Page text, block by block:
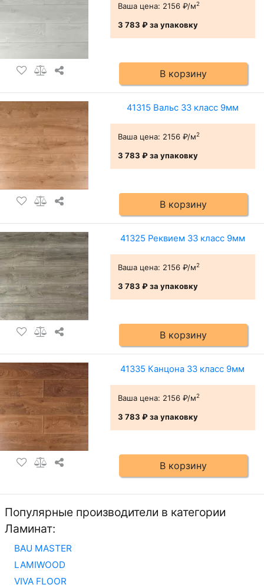
Ваша цена: 2156 ₽/м2
3 783 ₽за упаковку
В корзину
41315 Вальс 33 класс 9мм
Ваша цена: 2156 ₽/м2
3 783 ₽за упаковку
В корзину
41325 Реквием 33 класс 9мм
Ваша цена: 2156 ₽/м2
3 783 ₽за упаковку
В корзину
41335 Канцона 33 класс 9мм
Ваша цена: 2156 ₽/м2
3 783 ₽за упаковку
В корзину
Популярные производители в категории
Ламинат:
BAU MASTER
LAMIWOOD
VIVA FLOOR